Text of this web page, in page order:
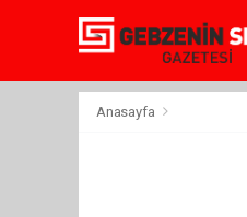
Anasayfa